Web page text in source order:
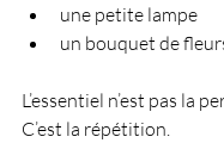
une petite lampe
un bouquet de
L’essentiel n’est pas la
C’est la répétition.